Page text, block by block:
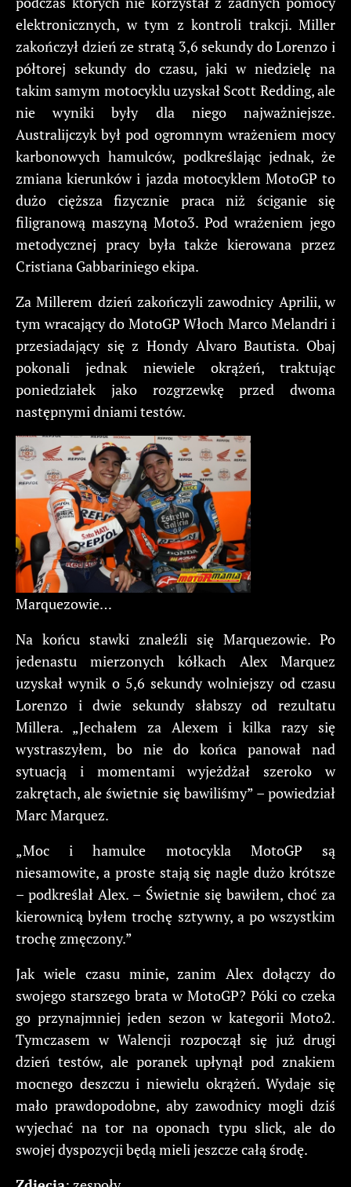
elektronicznych, w tym z kontroli trakcji. Miller
zakończył dzień ze stratą 3,6 sekundy do Lorenzo i
półtorej sekundy do czasu, jaki w niedzielę na
takim samym motocyklu uzyskał Scott Redding, ale
nie wyniki były dla niego najważniejsze.
Australijczyk był pod ogromnym wrażeniem mocy
karbonowych hamulców, podkreślając jednak, że
zmiana kierunków i jazda motocyklem MotoGP to
dużo cięższa fizycznie praca niż ściganie się
filigranową maszyną Moto3. Pod wrażeniem jego
metodycznej pracy była także kierowana przez
Cristiana Gabbariniego ekipa.
Za Millerem dzień zakończyli zawodnicy Aprilii, w
tym wracający do MotoGP Włoch Marco Melandri i
przesiadający się z Hondy Alvaro Bautista. Obaj
pokonali jednak niewiele okrążeń, traktując
poniedziałek jako rozgrzewkę przed dwoma
następnymi dniami testów.
Marquezowie…
Na końcu stawki znaleźli się Marquezowie. Po
jedenastu mierzonych kółkach Alex Marquez
uzyskał wynik o 5,6 sekundy wolniejszy od czasu
Lorenzo i dwie sekundy słabszy od rezultatu
Millera. „Jechałem za Alexem i kilka razy się
wystraszyłem, bo nie do końca panował nad
sytuacją i momentami wyjeżdżał szeroko w
zakrętach, ale świetnie się bawiliśmy” – powiedział
Marc Marquez.
„Moc i hamulce motocykla MotoGP są
niesamowite, a proste stają się nagle dużo krótsze
– podkreślał Alex. – Świetnie się bawiłem, choć za
kierownicą byłem trochę sztywny, a po wszystkim
trochę zmęczony.”
Jak wiele czasu minie, zanim Alex dołączy do
swojego starszego brata w MotoGP? Póki co czeka
go przynajmniej jeden sezon w kategorii Moto2.
Tymczasem w Walencji rozpoczął się już drugi
dzień testów, ale poranek upłynął pod znakiem
mocnego deszczu i niewielu okrążeń. Wydaje się
mało prawdopodobne, aby zawodnicy mogli dziś
wyjechać na tor na oponach typu slick, ale do
swojej dyspozycji będą mieli jeszcze całą środę.